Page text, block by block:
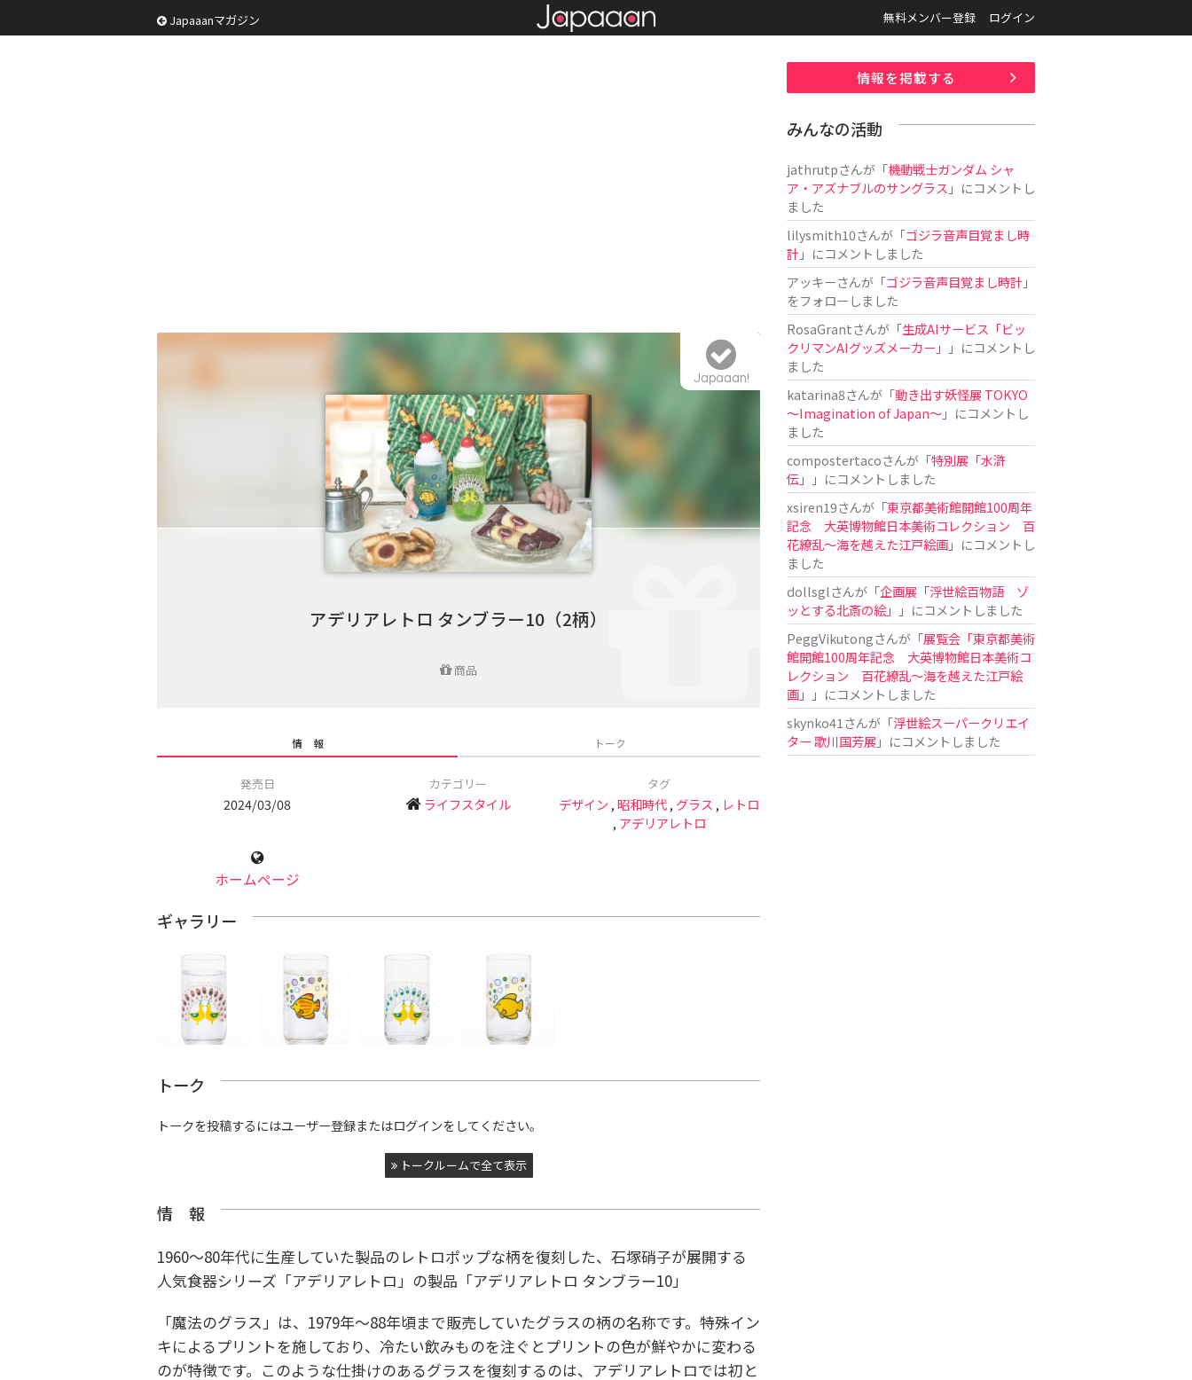
Japaaanマガジン 無料メンバー登録 ログイン
アデリアレトロ タンブラー10（2柄）
商品
Japaaan!
情 報 トーク
発売日
2024/03/08
カテゴリー
ライフスタイル
タグ
デザイン ,昭和時代, グラス , レトロ
, アデリアレトロ
ホームページ
ギャラリー
トーク
トークを投稿するにはユーザー登録またはログインをしてください。
トークルームで全て表示
情 報
1960～80年代に生産していた製品のレトロポップな柄を復刻した、石塚硝子が展開する
人気食器シリーズ「アデリアレトロ」の製品「アデリアレトロ タンブラー10」
「魔法のグラス」は、1979年～88年頃まで販売していたグラスの柄の名称です。特殊イン
キによるプリントを施しており、冷たい飲みものを注ぐとプリントの色が鮮やかに変わる
のが特徴です。このような仕掛けのあるグラスを復刻するのは、アデリアレトロでは初と
情報を掲載する
みんなの活動
jathrutpさんが「機動戦士ガンダム シャ
ア・アズナブルのサングラス 」にコメントし
ました
lilysmith10さんが「ゴジラ音声目覚まし時
計」にコメントしました
アッキーさんが「ゴジラ音声目覚まし時計」
をフォローしました
RosaGrantさんが「生成AIサービス「ビッ
クリマンAIグッズメーカー」
」にコメントし
ました
katarina8さんが「動き出す妖怪展 TOKYO
〜Imagination of Japan〜」にコメントし
ました
compostertacoさんが「特別展「水滸
伝」
」にコメントしました
xsiren19さんが「東京都美術館開館100周年
記念 大英博物館日本美術コレクション 百
花繚乱～海を越えた江戸絵画」にコメントし
ました
dollsglさんが「企画展「浮世絵百物語 ゾ
ッとする北斎の絵」
」にコメントしました
PeggVikutongさんが「展覧会「東京都美術
館開館100周年記念 大英博物館日本美術コ
レクション 百花繚乱〜海を越えた江戸絵
画」
」にコメントしました
skynko41 さんが「浮世絵スーパークリエイ
ター 歌川国芳展 」にコメントしました